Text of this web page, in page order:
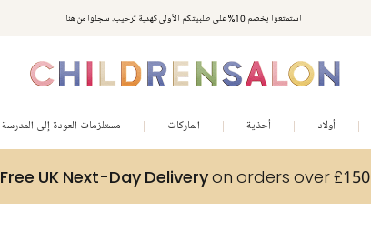
استمتعوا بخصم 10% على طلبيتكم الأولى كهدية ترحيب. سجلوا من هنا
أولاد أحذية الماركات مستلزمات العودة إلى المدرسة
Free UK Next-Day Deliveryon orders over £150